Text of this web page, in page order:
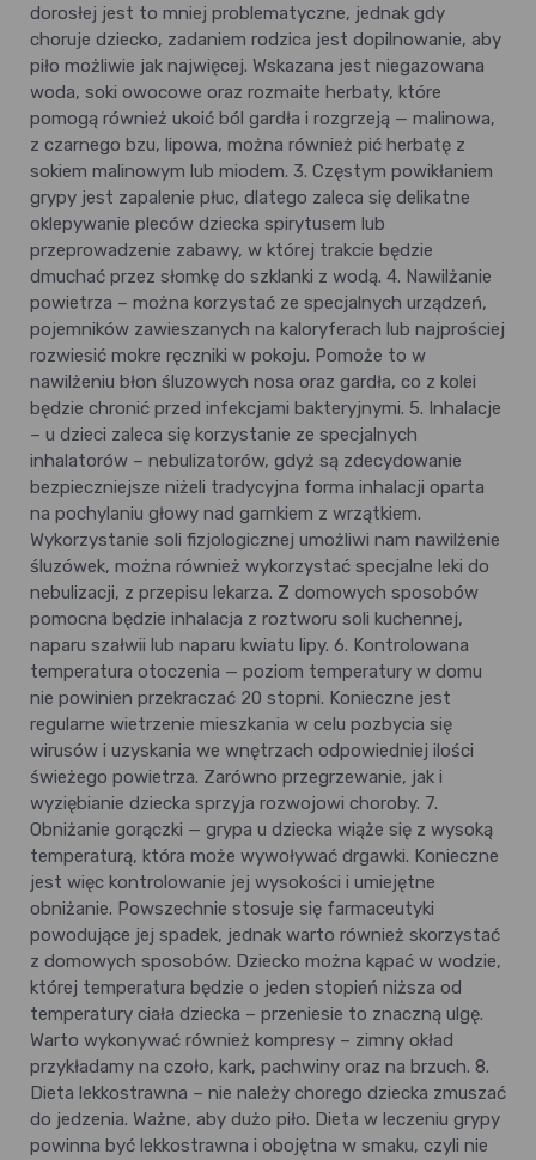
dorosłej jest to mniej problematyczne, jednak gdy
choruje dziecko, zadaniem rodzica jest dopilnowanie, aby
piło możliwie jak najwięcej. Wskazana jest niegazowana
woda, soki owocowe oraz rozmaite herbaty, które
pomogą również ukoić ból gardła i rozgrzeją — malinowa,
z czarnego bzu, lipowa, można również pić herbatę z
sokiem malinowym lub miodem. 3. Częstym powikłaniem
grypy jest zapalenie płuc, dlatego zaleca się delikatne
oklepywanie pleców dziecka spirytusem lub
przeprowadzenie zabawy, w której trakcie będzie
dmuchać przez słomkę do szklanki z wodą. 4. Nawilżanie
powietrza – można korzystać ze specjalnych urządzeń,
pojemników zawieszanych na kaloryferach lub najprościej
rozwiesić mokre ręczniki w pokoju. Pomoże to w
nawilżeniu błon śluzowych nosa oraz gardła, co z kolei
będzie chronić przed infekcjami bakteryjnymi. 5. Inhalacje
– u dzieci zaleca się korzystanie ze specjalnych
inhalatorów – nebulizatorów, gdyż są zdecydowanie
bezpieczniejsze niżeli tradycyjna forma inhalacji oparta
na pochylaniu głowy nad garnkiem z wrzątkiem.
Wykorzystanie soli fizjologicznej umożliwi nam nawilżenie
śluzówek, można również wykorzystać specjalne leki do
nebulizacji, z przepisu lekarza. Z domowych sposobów
pomocna będzie inhalacja z roztworu soli kuchennej,
naparu szałwii lub naparu kwiatu lipy. 6. Kontrolowana
temperatura otoczenia — poziom temperatury w domu
nie powinien przekraczać 20 stopni. Konieczne jest
regularne wietrzenie mieszkania w celu pozbycia się
wirusów i uzyskania we wnętrzach odpowiedniej ilości
świeżego powietrza. Zarówno przegrzewanie, jak i
wyziębianie dziecka sprzyja rozwojowi choroby. 7.
Obniżanie gorączki — grypa u dziecka wiąże się z wysoką
temperaturą, która może wywoływać drgawki. Konieczne
jest więc kontrolowanie jej wysokości i umiejętne
obniżanie. Powszechnie stosuje się farmaceutyki
powodujące jej spadek, jednak warto również skorzystać
z domowych sposobów. Dziecko można kąpać w wodzie,
której temperatura będzie o jeden stopień niższa od
temperatury ciała dziecka – przeniesie to znaczną ulgę.
Warto wykonywać również kompresy – zimny okład
przykładamy na czoło, kark, pachwiny oraz na brzuch. 8.
Dieta lekkostrawna – nie należy chorego dziecka zmuszać
do jedzenia. Ważne, aby dużo piło. Dieta w leczeniu grypy
powinna być lekkostrawna i obojętna w smaku, czyli nie